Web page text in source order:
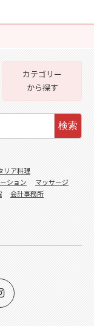
カテゴリー
から探す
検索
リア料理
ション
マッサージ
会計事務所